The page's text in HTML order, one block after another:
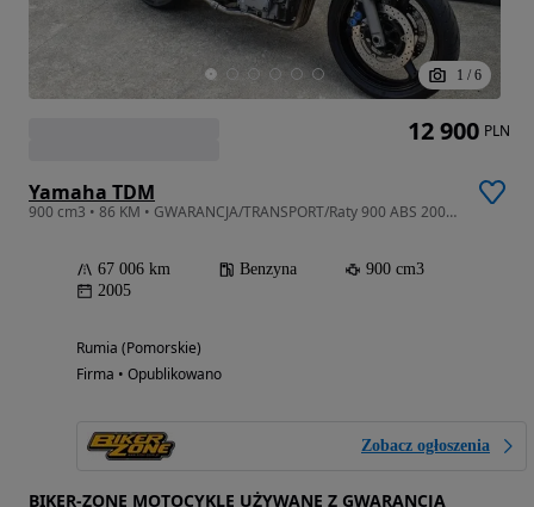
1 / 6
Yamaha TDM
900 cm3 • 86 KM • GWARANCJA/TRANSPORT/Raty 900 ABS 2005 Kufer Bezwypadkowy
67 006 km Benzyna
900 cm3
2005
Rumia (Pomorskie)
Firma • Opublikowano
Zobacz ogłoszenia
BIKER-ZONE MOTOCYKLE UŻYWANE Z GWARANCJĄ
12 900 PLN